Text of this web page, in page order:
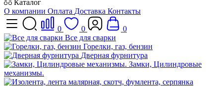
Каталог
О компании Оплата Доставка Контакты
0 0
0
Все для сварки
Горелки, газ, бензин
Дверная фурнитура
Замки, Цилиндровые
механизмы.